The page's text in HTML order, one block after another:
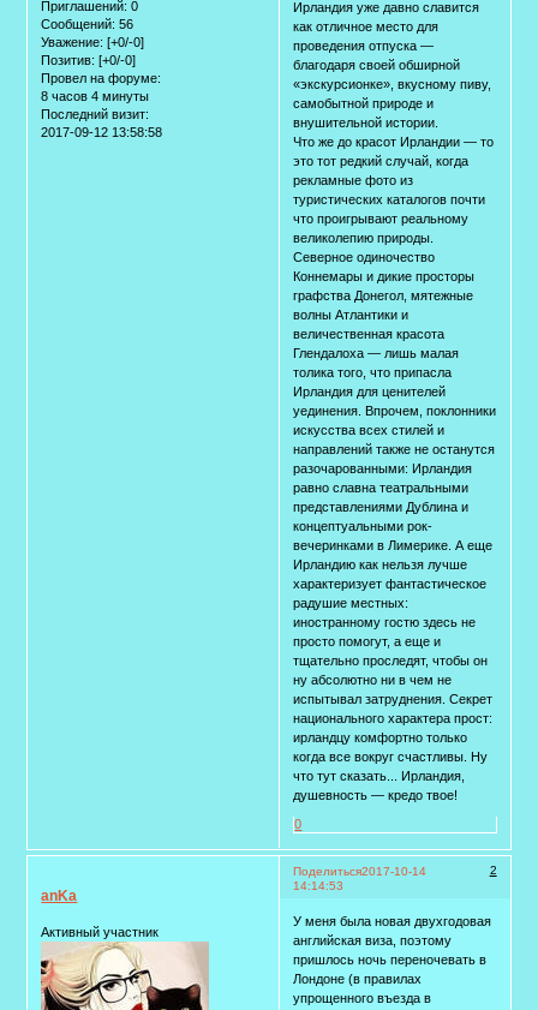
Приглашений: 0
Сообщений: 56
Уважение: [+0/-0]
Позитив: [+0/-0]
Провел на форуме:
8 часов 4 минуты
Последний визит:
2017-09-12 13:58:58
Ирландия уже давно славится
как отличное место для
проведения отпуска —
благодаря своей обширной
«экскурсионке», вкусному пиву,
самобытной природе и
внушительной истории.
Что же до красот Ирландии — то
это тот редкий случай, когда
рекламные фото из
туристических каталогов почти
что проигрывают реальному
великолепию природы.
Северное одиночество
Коннемары и дикие просторы
графства Донегол, мятежные
волны Атлантики и
величественная красота
Глендалоха — лишь малая
толика того, что припасла
Ирландия для ценителей
уединения. Впрочем, поклонники
искусства всех стилей и
направлений также не останутся
разочарованными: Ирландия
равно славна театральными
представлениями Дублина и
концептуальными рок-
вечеринками в Лимерике. А еще
Ирландию как нельзя лучше
характеризует фантастическое
радушие местных:
иностранному гостю здесь не
просто помогут, а еще и
тщательно проследят, чтобы он
ну абсолютно ни в чем не
испытывал затруднения. Секрет
национального характера прост:
ирландцу комфортно только
когда все вокруг счастливы. Ну
что тут сказать... Ирландия,
душевность — кредо твое!
0
Поделиться 2
2017-10-14
14:14:53
anKa
Активный участник
У меня была новая двухгодовая
английская виза, поэтому
пришлось ночь переночевать в
Лондоне (в правилах
упрощенного въезда в